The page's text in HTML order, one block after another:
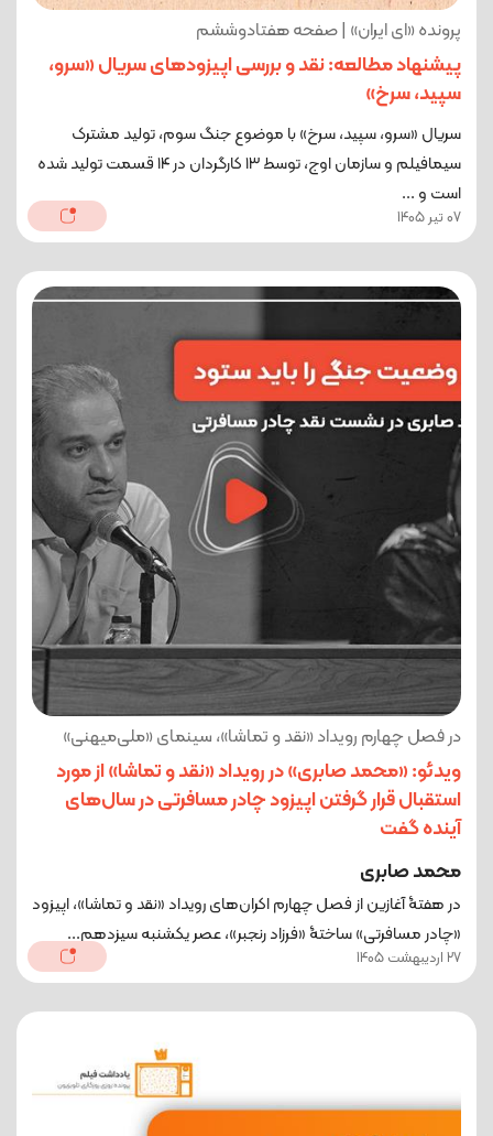
پرونده «ای ایران» | صفحه هفتادوششم
پیشنهاد مطالعه: نقد و بررسی اپیزودهای سریال «سرو،
سپید، سرخ»
سریال «سرو، سپید، سرخ» با موضوع جنگ سوم، تولید مشترک
سیمافیلم و سازمان اوج، توسط ۱۳ کارگردان در ۱۴ قسمت تولید شده
است و ...
07 تیر 1405
در فصل چهارم رویداد «نقد و تماشا»، سینمای «ملی‌میهنی»
ویدئو: «محمد صابری» در رویداد «نقد و تماشا» از مورد
استقبال قرار گرفتن اپیزود چادر مسافرتی در سال‌های
آینده گفت
محمد صابری
در هفتۀ آغازین از فصل چهارم اکران‌های رویداد «نقد و تماشا»، اپیزود
«چادر مسافرتی» ساختۀ «فرزاد رنجبر»، عصر یکشنبه سیزدهم...
27 اردیبهشت 1405